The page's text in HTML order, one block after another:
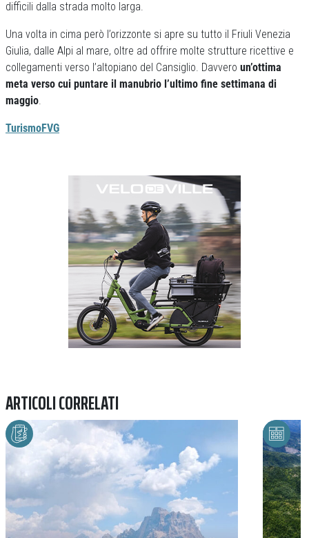
difficili dalla strada molto larga.
Una volta in cima però l’orizzonte si apre su tutto il Friuli Venezia
Giulia, dalle Alpi al mare, oltre ad offrire molte strutture ricettive e
collegamenti verso l’altopiano del Cansiglio. Davvero un’ottima
meta verso cui puntare il manubrio l’ultimo fine settimana di
maggio.
TurismoFVG
ARTICOLI CORRELATI